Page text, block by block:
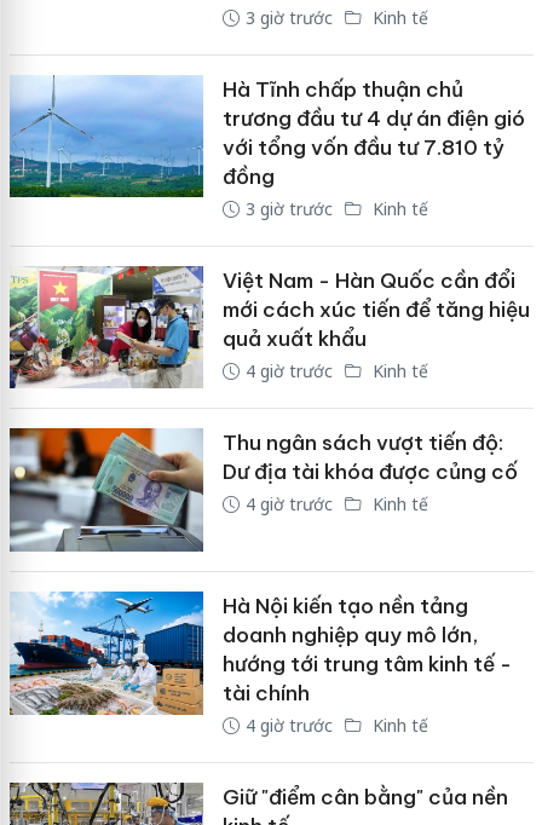
3 giờ trước Kinh tế
Hà Tĩnh chấp thuận chủ
trương đầu tư 4 dự án điện gió
với tổng vốn đầu tư 7.810 tỷ
đồng
3 giờ trước Kinh tế
Việt Nam - Hàn Quốc cần đổi
mới cách xúc tiến để tăng hiệu
quả xuất khẩu
4 giờ trước Kinh tế
Thu ngân sách vượt tiến độ:
Dư địa tài khóa được củng cố
4 giờ trước Kinh tế
Hà Nội kiến tạo nền tảng
doanh nghiệp quy mô lớn,
hướng tới trung tâm kinh tế -
tài chính
4 giờ trước Kinh tế
Giữ "điểm cân bằng" của nền